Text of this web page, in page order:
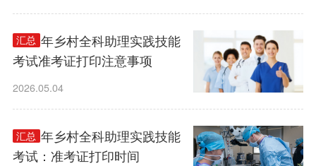
汇总
2026年乡村全科助理实践技能
考试准考证打印注意事项
2026.05.04
汇总
2026年乡村全科助理实践技能
考试：准考证打印时间